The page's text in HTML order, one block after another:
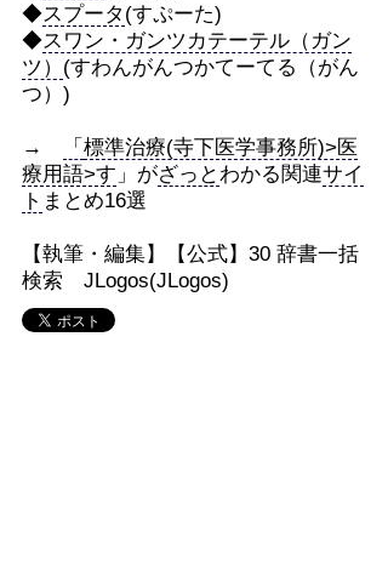
◆スプータ (すぷーた)
◆スワン・ガンツカテーテル（ガン
ツ） (すわんがんつかてーてる（がん
つ）)
→ 「 標準治療(寺下医学事務所)>医
療用語>す 」がざっと わかる関連サイ
ト まとめ16選
【執筆・編集】【公式】30 辞書一括
検索 JLogos(JLogos)